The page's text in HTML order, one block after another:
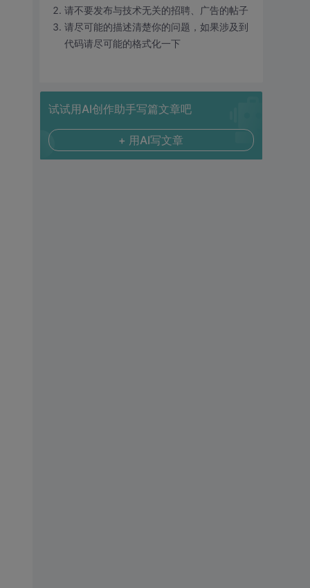
请不要发布与技术无关的招聘、广告的帖子
请尽可能的描述清楚你的问题，如果涉及到
代码请尽可能的格式化一下
试试用AI创作助手写篇文章吧
+ 用AI写文章